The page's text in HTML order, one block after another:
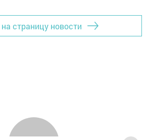
страницу новости